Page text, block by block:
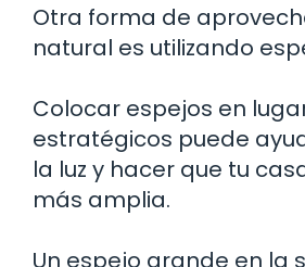
Otra forma de
natural es utilizando
Colocar espejos en
estratégicos puede
la luz y hacer que tu
más amplia.
Un espejo grande en la